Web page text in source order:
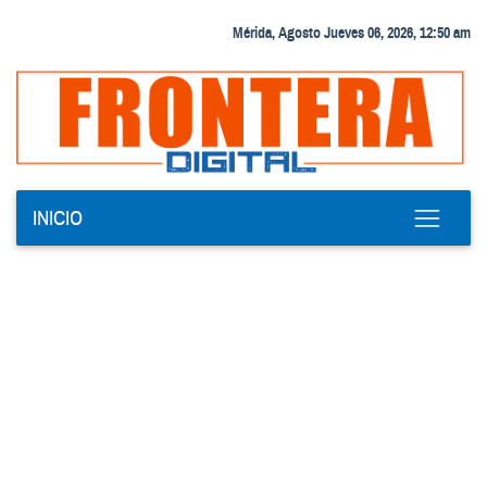
Mérida, Agosto Jueves 06, 2026, 12:50 am
INICIO